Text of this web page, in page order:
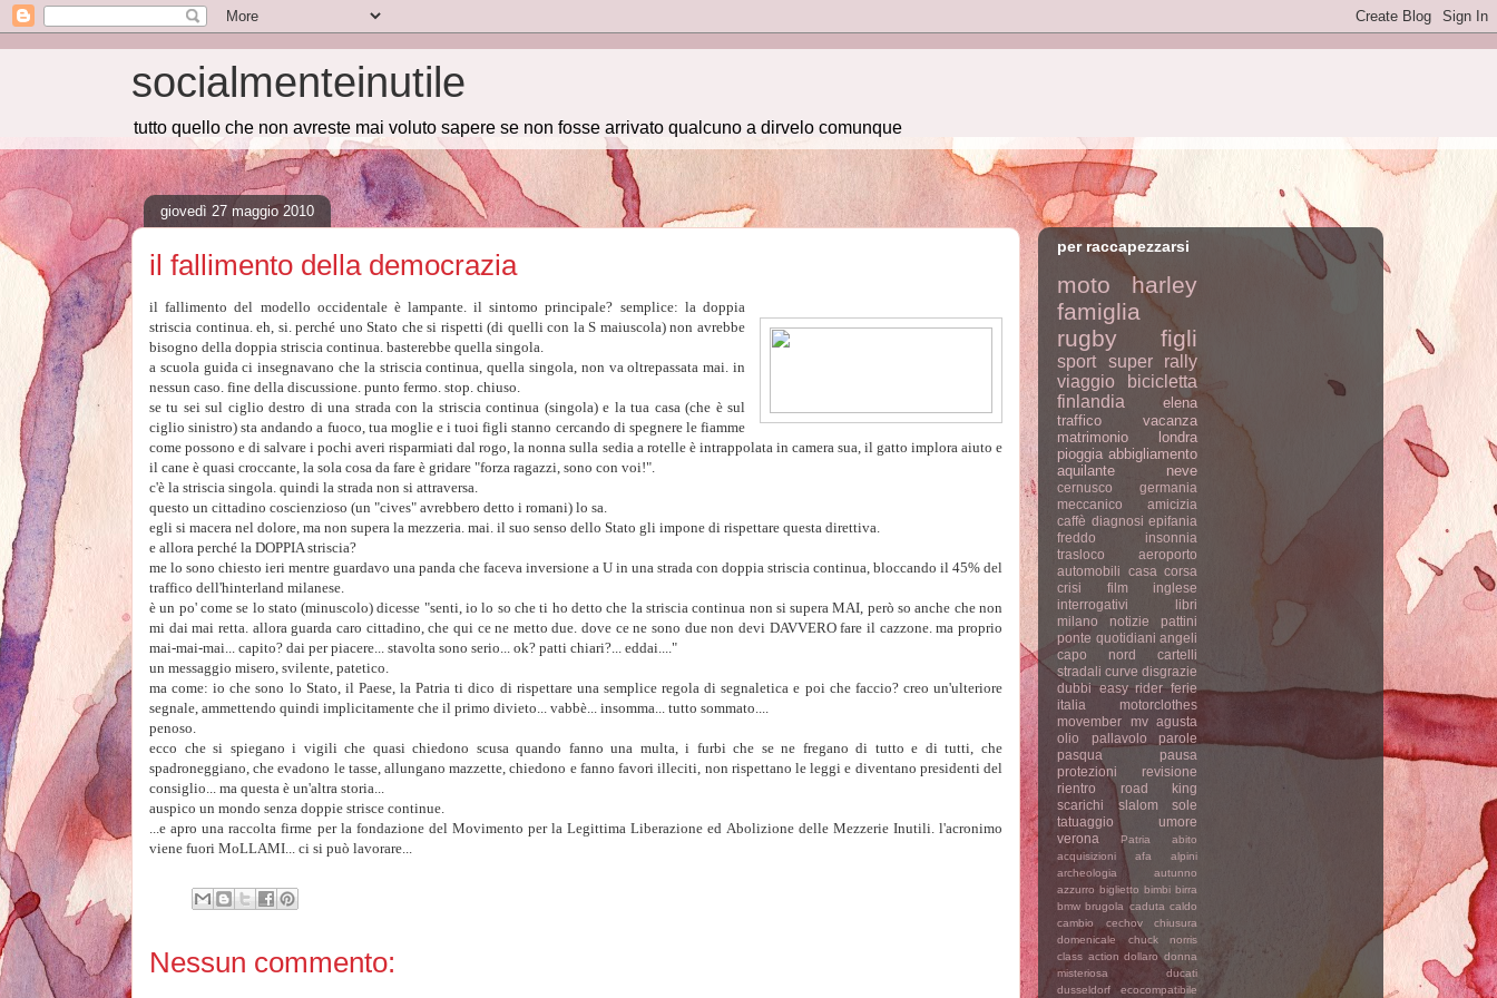
socialmenteinutile
tutto quello che non avreste mai voluto sapere se non fosse arrivato qualcuno a dirvelo comunque
giovedì 27 maggio 2010
il fallimento della democrazia
il fallimento del modello occidentale è lampante. il sintomo principale? semplice: la doppia
striscia continua. eh, si. perché uno Stato che si rispetti (di quelli con la S maiuscola) non avrebbe
bisogno della doppia striscia continua. basterebbe quella singola.
a scuola guida ci insegnavano che la striscia continua, quella singola, non va oltrepassata mai. in
nessun caso. fine della discussione. punto fermo. stop. chiuso.
se tu sei sul ciglio destro di una strada con la striscia continua (singola) e la tua casa (che è sul
ciglio sinistro) sta andando a fuoco, tua moglie e i tuoi figli stanno cercando di spegnere le fiamme
come possono e di salvare i pochi averi risparmiati dal rogo, la nonna sulla sedia a rotelle è intrappolata in camera sua, il gatto implora aiuto e
il cane è quasi croccante, la sola cosa da fare è gridare "forza ragazzi, sono con voi!".
c'è la striscia singola. quindi la strada non si attraversa.
questo un cittadino coscienzioso (un "cives" avrebbero detto i romani) lo sa.
egli si macera nel dolore, ma non supera la mezzeria. mai. il suo senso dello Stato gli impone di rispettare questa direttiva.
e allora perché la DOPPIA striscia?
me lo sono chiesto ieri mentre guardavo una panda che faceva inversione a U in una strada con doppia striscia continua, bloccando il 45% del
traffico dell'hinterland milanese.
è un po' come se lo stato (minuscolo) dicesse "senti, io lo so che ti ho detto che la striscia continua non si supera MAI, però so anche che non
mi dai mai retta. allora guarda caro cittadino, che qui ce ne metto due. dove ce ne sono due non devi DAVVERO fare il cazzone. ma proprio
mai-mai-mai... capito? dai per piacere... stavolta sono serio... ok? patti chiari?... eddai...."
un messaggio misero, svilente, patetico.
ma come: io che sono lo Stato, il Paese, la Patria ti dico di rispettare una semplice regola di segnaletica e poi che faccio? creo un'ulteriore
segnale, ammettendo quindi implicitamente che il primo divieto... vabbè... insomma... tutto sommato....
penoso.
ecco che si spiegano i vigili che quasi chiedono scusa quando fanno una multa, i furbi che se ne fregano di tutto e di tutti, che
spadroneggiano, che evadono le tasse, allungano mazzette, chiedono e fanno favori illeciti, non rispettano le leggi e diventano presidenti del
consiglio... ma questa è un'altra storia...
auspico un mondo senza doppie strisce continue.
...e apro una raccolta firme per la fondazione del Movimento per la Legittima Liberazione ed Abolizione delle Mezzerie Inutili. l'acronimo
viene fuori MoLLAMI... ci si può lavorare...
Nessun commento:
per raccapezzarsi
moto
harley
famiglia
rugby
figli
sport
super rally
viaggio
bicicletta
finlandia
elena
traffico
vacanza
matrimonio
londra
pioggia abbigliamento
aquilante
neve
cernusco
germania
meccanico
amicizia
caffè diagnosi epifania
freddo
insonnia
trasloco
aeroporto
automobili
casa corsa
crisi
film
inglese
interrogativi
libri
milano
notizie
pattini
ponte quotidiani angeli
capo nord
cartelli
stradali curve disgrazie
dubbi
easy rider ferie
italia
motorclothes
movember
mv agusta
olio
pallavolo
parole
pasqua
pausa
protezioni
revisione
rientro
road king
scarichi
slalom
sole
tatuaggio
umore
verona
Patria
abito
acquisizioni
afa
alpini
archeologia
autunno
azzurro
biglietto bimbi birra
bmw brugola caduta caldo
cambio
cechov
chiusura
domenicale
chuck norris
class action dollaro donna
misteriosa
ducati
dusseldorf
ecocompatibile